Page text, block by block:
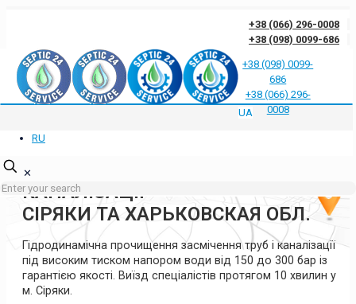
+38 (066) 296-0008
+38 (098) 0099-686
Відгуки клієнтів про нас Відповіді на часті запитання Блог
Контакти
Політика конфіденційності
+38 (098) 0099-
686
+38 (066) 296-
0008
UA
RU
✕
ГІДРОДИНАМІЧНА
ПРОЧИСТКА ТРУБ ТА
КАНАЛІЗАЦІЇ
СІРЯКИ ТА ХАРЬКОВСКАЯ ОБЛ.
Гідродинамічна прочищення засмічення труб і каналізації
під високим тиском напором води від 150 до 300 бар із
гарантією якості. Виїзд спеціалістів протягом 10 хвилин у
м. Сіряки.